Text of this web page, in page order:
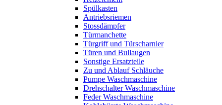
Spülkasten
Antriebsriemen
Stossdämpfer
Türmanchette
Türgriff und Türscharnier
Türen und Bullaugen
Sonstige Ersatzteile
Zu und Ablauf Schläuche
Pumpe Waschmaschine
Drehschalter Waschmaschine
Feder Waschmaschine